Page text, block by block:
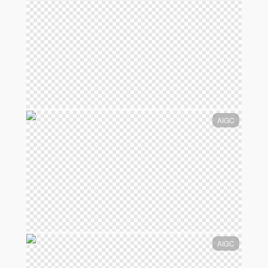
AIGC
AIGC